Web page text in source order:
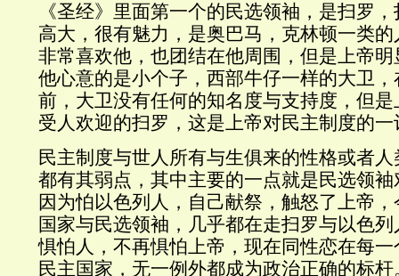
《圣经》里面第一个的民选领袖，是扫罗
高大，很有魅力，是奥巴马，克林顿一类
非常喜欢他，也团结在他周围，但是上帝
他心意的是小个子，西部牛仔一样的大卫
前，大卫没有任何的知名度与支持度，但
受人欢迎的扫罗，这是上帝对民主制度的
民主制度与世人所有与生俱来的性格或者
都有其弱点，其中主要的一点就是民选领
因为怕以色列人，自己献祭，触怒了上帝
国家与民选领袖，几乎都在走扫罗与以色
惧怕人，不再惧怕上帝，现在同性恋在每
民主国家，无一例外都成为政治正确的标